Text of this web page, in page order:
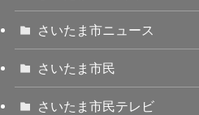
さいたま市ニュース
さいたま市民
さいたま市民テレビ